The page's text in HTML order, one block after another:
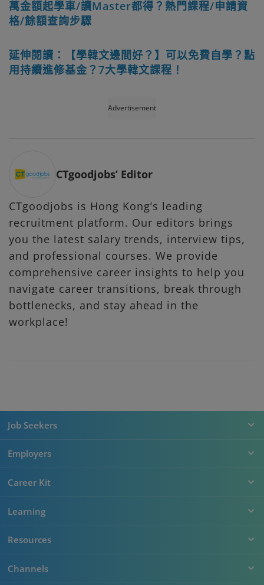
萬金額起學車/讀Master都得？熱門課程/申請資
格/餘額查詢步驟
延伸閱讀：【學韓文邊間好？】可以免費自學？點
用持續進修基金？7大學韓文課程！
Advertisement
CTgoodjobs’ Editor
CTgoodjobs is Hong Kong’s leading
recruitment platform. Our editors brings
you the latest salary trends, interview tips,
and professional courses. We provide
comprehensive career insights to help you
navigate career transitions, break through
bottlenecks, and stay ahead in the
workplace!
Job Seekers
Employers
Career Kit
Learning
Resources
Channels